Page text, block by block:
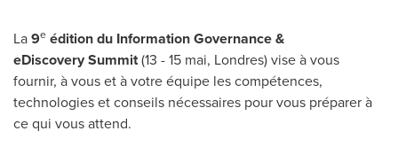
La9e édition du Information Governance &
eDiscoverySummit(13 - 15 mai, Londres) vise à vous
fournir, à vous et à votre équipe les compétences,
technologies et conseils nécessaires pour vous préparer à
ce qui vous attend.